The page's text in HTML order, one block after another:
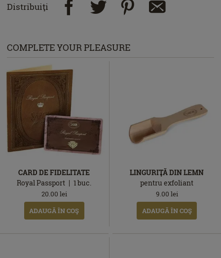
Distribuiţi
COMPLETE YOUR PLEASURE
CARD DE FIDELITATE
Royal Passport
1buc.
20.00 lei
ADAUGĂ ÎN COŞ
LINGURIŢĂ DIN LEMN
pentru exfoliant
9.00 lei
ADAUGĂ ÎN COŞ